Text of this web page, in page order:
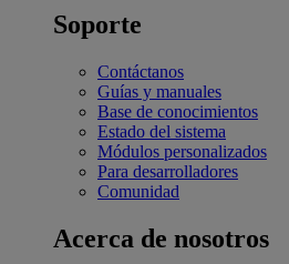
Soporte
Contáctanos
Guías y manuales
Base de conocimientos
Estado del sistema
Módulos personalizados
Para desarrolladores
Comunidad
Acerca de nosotros